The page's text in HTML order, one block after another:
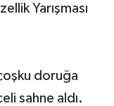
Yarışması
doruğa
sahne aldı.